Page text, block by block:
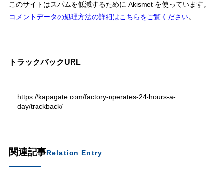
このサイトはスパムを低減するために Akismet を使っています。
コメントデータの処理方法の詳細はこちらをご覧ください。
トラックバックURL
https://kapagate.com/factory-operates-24-hours-a-
day/trackback/
関連記事Relation Entry